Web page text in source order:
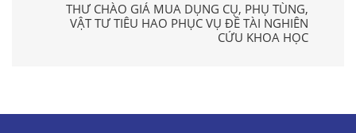
THƯ CHÀO GIÁ MUA DỤNG CỤ, PHỤ TÙNG,
VẬT TƯ TIÊU HAO PHỤC VỤ ĐỀ TÀI NGHIÊN
CỨU KHOA HỌC